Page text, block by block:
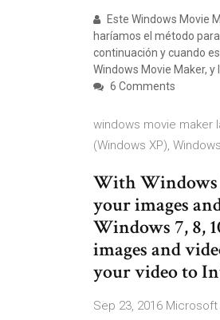
Este Windows Movie
haríamos el método
continuación y cuando
Windows Movie Maker, y
6 Comments
windows movie maker
(Windows XP),
With Windows
your images
Windows 7, 8,
images and
your video to
Sep 23, 2016